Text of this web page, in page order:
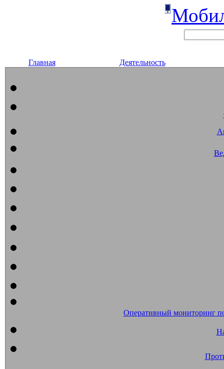
Главная Деятельность
Оперативный мониторинг